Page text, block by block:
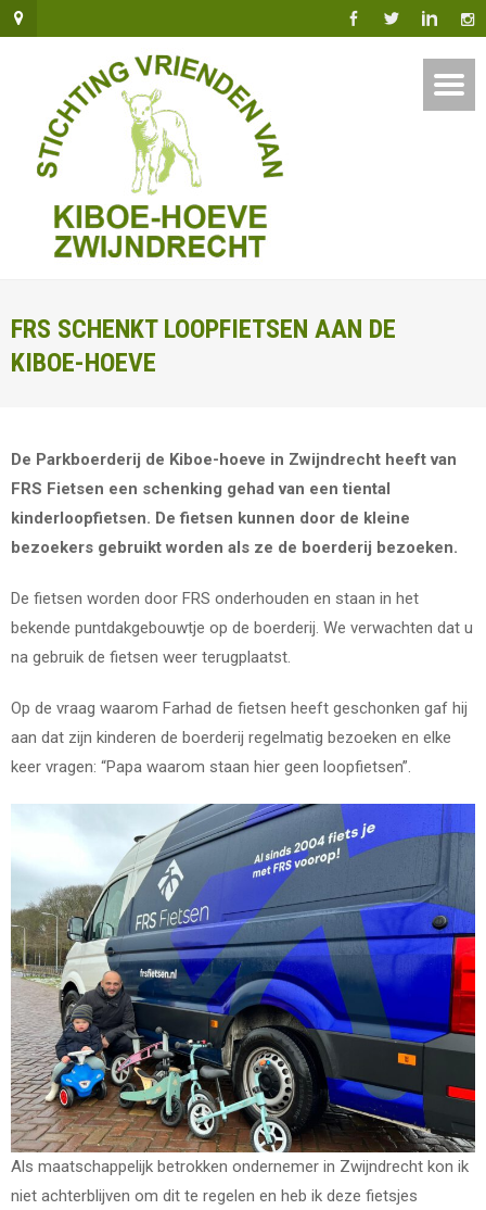
FRS SCHENKT LOOPFIETSEN AAN DE
KIBOE-HOEVE
De Parkboerderij de Kiboe-hoeve in Zwijndrecht heeft van
FRS Fietsen een schenking gehad van een tiental
kinderloopfietsen. De fietsen kunnen door de kleine
bezoekers gebruikt worden als ze de boerderij bezoeken.
De fietsen worden door FRS onderhouden en staan in het
bekende puntdakgebouwtje op de boerderij. We verwachten dat u
na gebruik de fietsen weer terugplaatst.
Op de vraag waarom Farhad de fietsen heeft geschonken gaf hij
aan dat zijn kinderen de boerderij regelmatig bezoeken en elke
keer vragen: “Papa waarom staan hier geen loopfietsen”.
Als maatschappelijk betrokken ondernemer in Zwijndrecht kon ik
niet achterblijven om dit te regelen en heb ik deze fietsjes